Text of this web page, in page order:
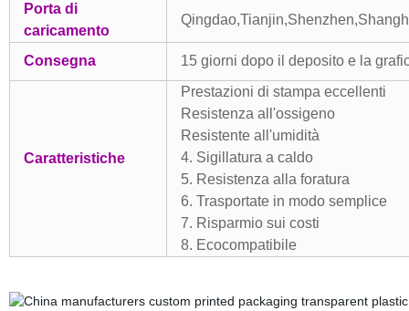
Porta di
caricamento
Consegna 15 giorni dopo il deposito e la
Caratteristiche
Prestazioni di stampa eccellenti
Resistenza all'ossigeno
Resistente all'umidità
4. Sigillatura a caldo
5. Resistenza alla foratura
6. Trasportate in modo semplice
7. Risparmio sui costi
8. Ecocompatibile